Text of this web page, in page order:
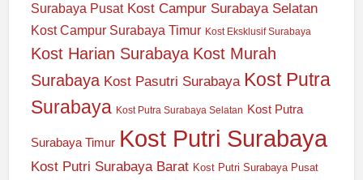
Surabaya Pusat Kost Campur Surabaya Selatan
Kost Campur Surabaya Timur Kost Eksklusif Surabaya
Kost Harian Surabaya Kost Murah
Surabaya Kost Pasutri Surabaya Kost Putra
Surabaya Kost Putra Surabaya Selatan Kost Putra
Surabaya Timur Kost Putri Surabaya
Kost Putri Surabaya Barat Kost Putri Surabaya Pusat